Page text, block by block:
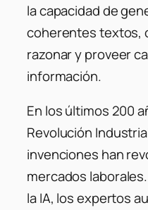
la capacidad de
coherentes textos,
razonar y proveer
información.
En los últimos 200
Revolución
invenciones han
mercados
la IA, los expertos